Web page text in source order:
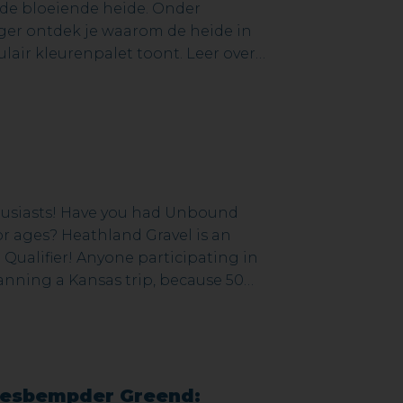
bloeiende heide. Onder
ontdek je waarom de heide in
kleurenpalet toont. Leer over
Have you had Unbound
ages? Heathland Gravel is an
Anyone participating in
a Kansas trip, because 50
Greend: